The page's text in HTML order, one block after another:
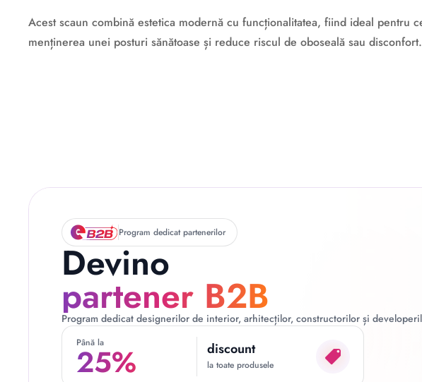
Acest scaun combină estetica modernă cu funcționalitatea, fiind ideal
menținerea unei posturi sănătoase și reduce riscul de oboseală sau disconfort.
Program dedicat partenerilor
Devino
partener B2B
Program dedicat designerilor de interior, arhitecților, constructorilor și
Până la
25% discount
la toate produsele